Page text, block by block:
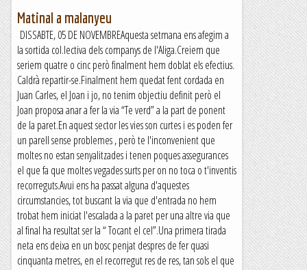
Matinal a malanyeu
DISSABTE, 05 DE NOVEMBREAquesta setmana ens afegim a
la sortida col.lectiva dels companys de l'Aliga.Creiem que
seriem quatre o cinc però finalment hem doblat els efectius.
Caldrà repartir-se.Finalment hem quedat fent cordada en
Juan Carles, el Joan i jo, no tenim objectiu definit però el
Joan proposa anar a fer la via “Te verd” a la part de ponent
de la paret.En aquest sector les vies son curtes i es poden fer
un parell sense problemes , però te l'inconvenient que
moltes no estan senyalitzades i tenen poques assegurances
el que fa que moltes vegades surts per on no toca o t'inventis
recorreguts.Avui ens ha passat alguna d'aquestes
circumstancies, tot buscant la via que d'entrada no hem
trobat hem iniciat l'escalada a la paret per una altre via que
al final ha resultat ser la “ Tocant el cel”.Una primera tirada
neta ens deixa en un bosc penjat despres de fer quasi
cinquanta metres, en el recorregut res de res, tan sols el que